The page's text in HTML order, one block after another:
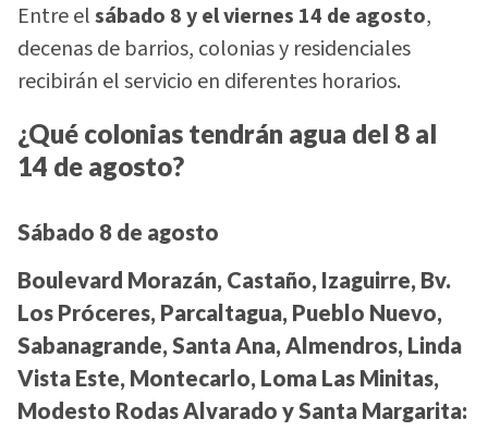
Entre elsábado 8 y el viernes 14 de agosto,
decenas de barrios, colonias y residenciales
recibirán el servicio en diferentes horarios.
¿Qué colonias tendrán agua del 8 al
14 de agosto?
Sábado 8 de agosto
Boulevard Morazán, Castaño, Izaguirre, Bv.
Los Próceres, Parcaltagua, Pueblo Nuevo,
Sabanagrande, Santa Ana, Almendros, Linda
Vista Este, Montecarlo, Loma Las Minitas,
Modesto Rodas Alvarado y Santa Margarita: